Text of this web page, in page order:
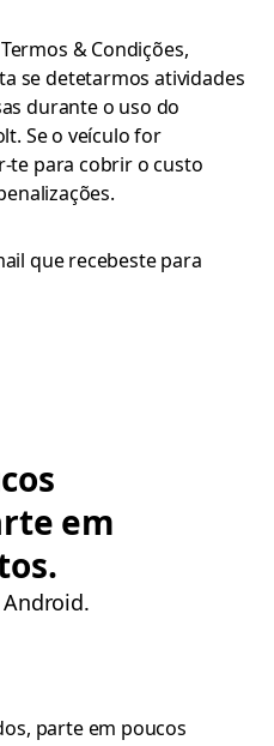
& Condições,
se detetarmos atividades
durante o uso do
Se o veículo for
te para cobrir o custo
que recebeste para
em